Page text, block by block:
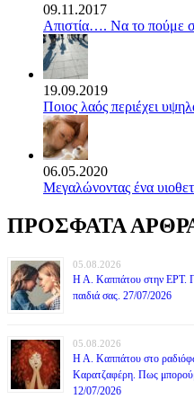
09.11.2017
Απιστία…. Να το πούμε
19.09.2019
Ποιος λαός περιέχει
06.05.2020
Mεγαλώνοντας ένα
ΠΡΟΣΦΑΤΑ
05.08.2026
Η Α. Καππάτου στην ΕΡΤ.
παιδιά σας. 27/07/2026
05.08.2026
Η Α. Καππάτου στο
Καρατζαφέρη. Πως
12/07/2026